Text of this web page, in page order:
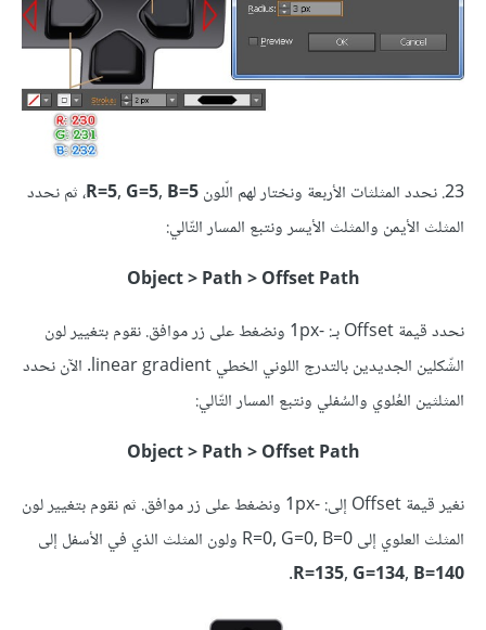
23. نحدد المثلثات الأربعة ونختار لهم الّلون R=5, G=5, B=5، ثم نحدد
المثلث الأيمن والمثلث الأيسر ونتبع المسار التّالي:
Object > Path > Offset Path
نحدد قيمة Offset بـ: -1px ونضغط على زر موافق. نقوم بتغيير لون
الشّكلين الجديدين بالتدرج اللوني الخطي linear gradient. الآن نحدد
المثلثين العُلوي والسُفلي ونتبع المسار التّالي:
Object > Path > Offset Path
نغير قيمة Offset إلى: -1px ونضغط على زر موافق. ثم نقوم بتغيير لون
المثلث العلوي إلى R=0, G=0, B=0 ولون المثلث الذي في الأسفل إلى
R=135, G=134, B=140
.